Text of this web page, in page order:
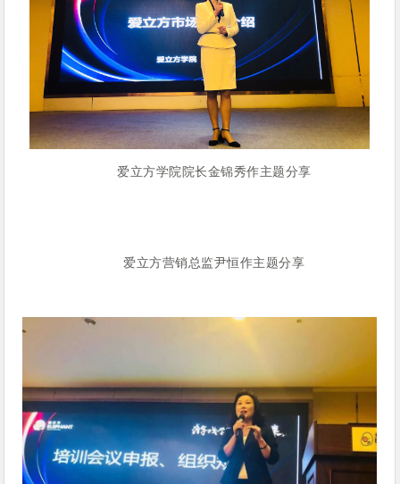
爱立方学院院长金锦秀作主题分享
爱立方营销总监尹恒作主题分享